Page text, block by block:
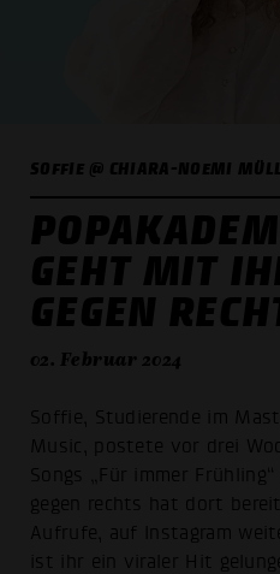
SOFFIE @ CHIARA-NOEMI
GEHT MIT
GEGEN
02. Februar 2024
Soffie, Studierende im
Music, postete vor drei
Songs „Für immer
gegen rechts hat dort
Aufrufe, auf Instagram
ist ihr ein viraler Hit